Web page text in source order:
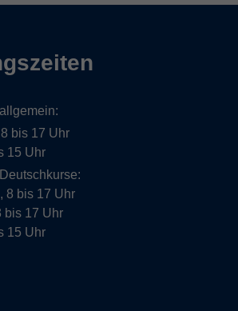
bis 17 Uhr
15 Uhr
8 bis 17 Uhr
bis 17 Uhr
15 Uhr